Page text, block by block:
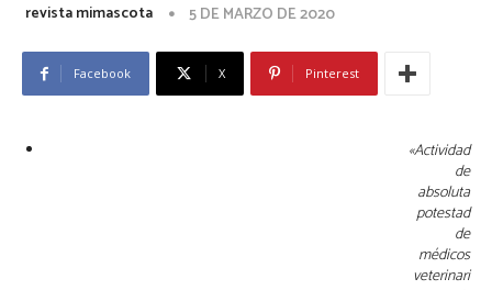
revista mimascota 5 DE MARZO DE 2020
Facebook X Pinterest
«Actividad
de
absoluta
potestad
de
médicos
veterinari